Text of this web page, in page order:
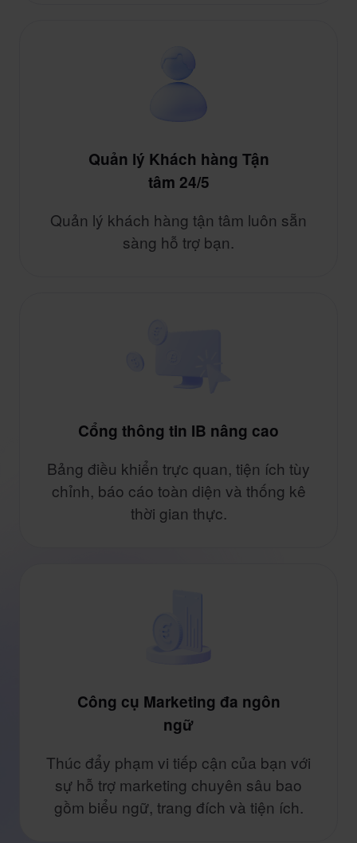
Quản lý Khách hàng Tận
tâm 24/5
Quản lý khách hàng tận tâm luôn sẵn
sàng hỗ trợ bạn.
Cổng thông tin IB nâng cao
Bảng điều khiển trực quan, tiện ích tùy
chỉnh, báo cáo toàn diện và thống kê
thời gian thực.
Công cụ Marketing đa ngôn
ngữ
Thúc đẩy phạm vi tiếp cận của bạn với
sự hỗ trợ marketing chuyên sâu bao
gồm biểu ngữ, trang đích và tiện ích.